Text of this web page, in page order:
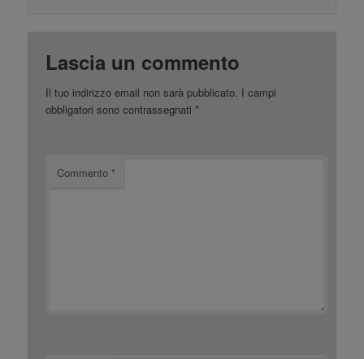
Lascia un commento
Il tuo indirizzo email non sarà pubblicato. I campi
obbligatori sono contrassegnati*
Commento*